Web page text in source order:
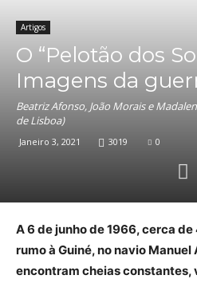
Artigos
O “Pelotão dos
Imagens da
Beatriz Afonso, João Morais e
de Lisboa)
Janeiro 3, 2021 3019 0
A 6 de junho de 1966, cerca
rumo à Guiné, no navio
encontram cheias constantes,